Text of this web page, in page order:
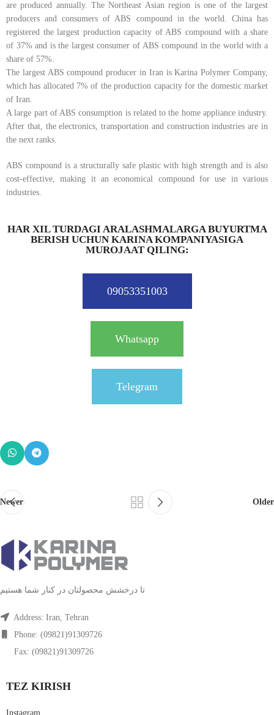
are produced annually. The Northeast Asian region is one of the largest
producers and consumers of ABS compound in the world. China has
registered the largest production capacity of ABS compound with a share
of 37% and is the largest consumer of ABS compound in the world with a
share of 57%.
The largest ABS compound producer in Iran is Karina Polymer Company,
which has allocated 7% of the production capacity for the domestic market
of Iran.
A large part of ABS consumption is related to the home appliance industry.
After that, the electronics, transportation and construction industries are in
the next ranks.
ABS compound is a structurally safe plastic with high strength and is also
cost-effective, making it an economical compound for use in various
industries.
HAR XIL TURDAGI ARALASHMALARGA BUYURTMA
BERISH UCHUN KARINA KOMPANIYASIGA
MUROJAAT QILING:
09053351003
Whatsapp
Telegram
Newer Older
تا درخشش محصولتان در کنار شما هستیم
Address: Iran, Tehran
Phone: (09821)91309726
Fax: (09821)91309726
TEZ KIRISH
Instagram